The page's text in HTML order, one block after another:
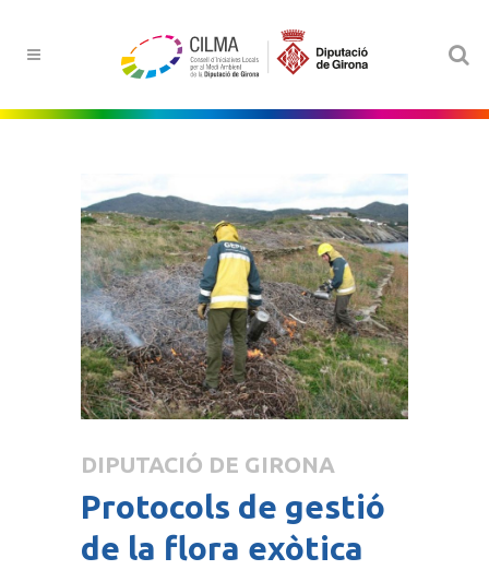
DIPUTACIÓ DE GIRONA
Protocols de gestió
de la flora exòtica